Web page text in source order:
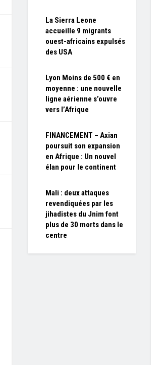
La Sierra Leone
accueille 9 migrants
ouest-africains expulsés
des USA
Lyon Moins de 500 € en
moyenne : une nouvelle
ligne aérienne s’ouvre
vers l’Afrique
FINANCEMENT – Axian
poursuit son expansion
en Afrique : Un nouvel
élan pour le continent
Mali : deux attaques
revendiquées par les
jihadistes du Jnim font
plus de 30 morts dans le
centre